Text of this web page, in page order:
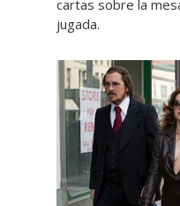
cartas sobre la
jugada.